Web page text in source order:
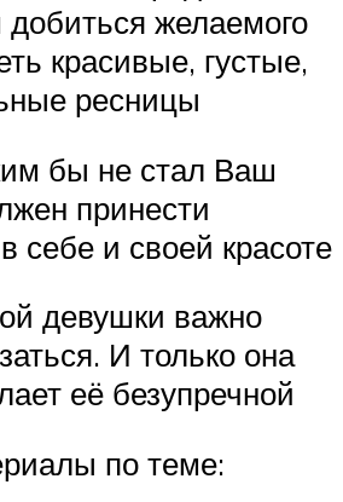
желаемого
красивые, густые,
ресницы
бы не стал Ваш
принести
себе и своей красоте
девушки важно
И только она
её безупречной
по теме: